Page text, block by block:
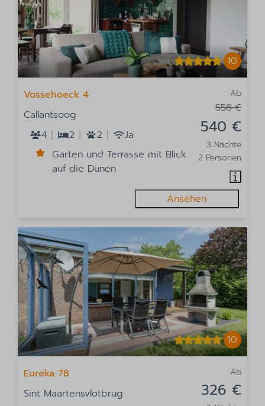
10
Ab
558 €
540 €
3 Nächte
2 Personen
Vossehoeck 4
Callantsoog
4
2 2
Ja
Garten und Terrasse mit Blick
auf die Dünen
Ansehen
10
Ab
326 €
Eureka 78
Sint Maartensvlotbrug